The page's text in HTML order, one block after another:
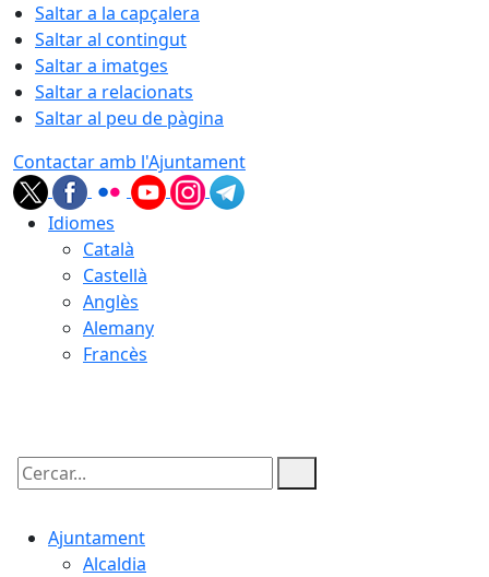
Saltar a la capçalera
Saltar al contingut
Saltar a imatges
Saltar a relacionats
Saltar al peu de pàgina
Contactar amb l'Ajuntament
Idiomes
Català
Castellà
Anglès
Alemany
Francès
Cercar:
Ajuntament
Alcaldia